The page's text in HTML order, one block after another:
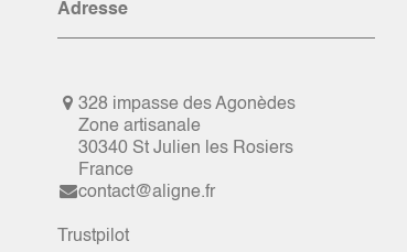
Adresse
328 impasse des Agonèdes
Zone artisanale
30340 St Julien les Rosiers
France
contact@aligne.fr
Trustpilot